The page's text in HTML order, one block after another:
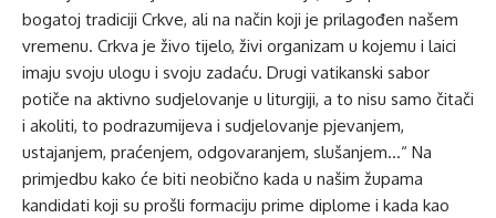
bogatoj tradiciji Crkve, ali na način koji je prilagođen našem
vremenu. Crkva je živo tijelo, živi organizam u kojemu i laici
imaju svoju ulogu i svoju zadaću. Drugi vatikanski sabor
potiče na aktivno sudjelovanje u liturgiji, a to nisu samo čitači
i akoliti, to podrazumijeva i sudjelovanje pjevanjem,
ustajanjem, praćenjem, odgovaranjem, slušanjem…“ Na
primjedbu kako će biti neobično kada u našim župama
kandidati koji su prošli formaciju prime diplome i kada kao